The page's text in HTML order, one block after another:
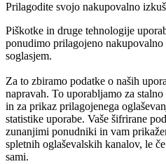
Prilagodite svojo nakupovalno
Piškotke in druge tehnologije
ponudimo prilagojeno
soglasjem.
Za to zbiramo podatke o naših
napravah. To uporabljamo za
in za prikaz prilagojenega
statistike uporabe. Vaše šifrirane
zunanjimi ponudniki in vam
spletnih oglaševalskih kanalov, le
sami.